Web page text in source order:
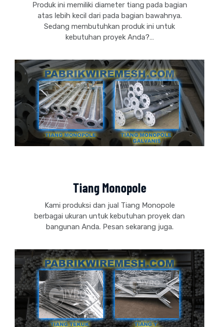
Produk ini memiliki diameter tiang pada bagian
atas lebih kecil dari pada bagian bawahnya.
Sedang membutuhkan produk ini untuk
kebutuhan proyek Anda?…
Tiang Monopole
Kami produksi dan jual Tiang Monopole
berbagai ukuran untuk kebutuhan proyek dan
bangunan Anda. Pesan sekarang juga.